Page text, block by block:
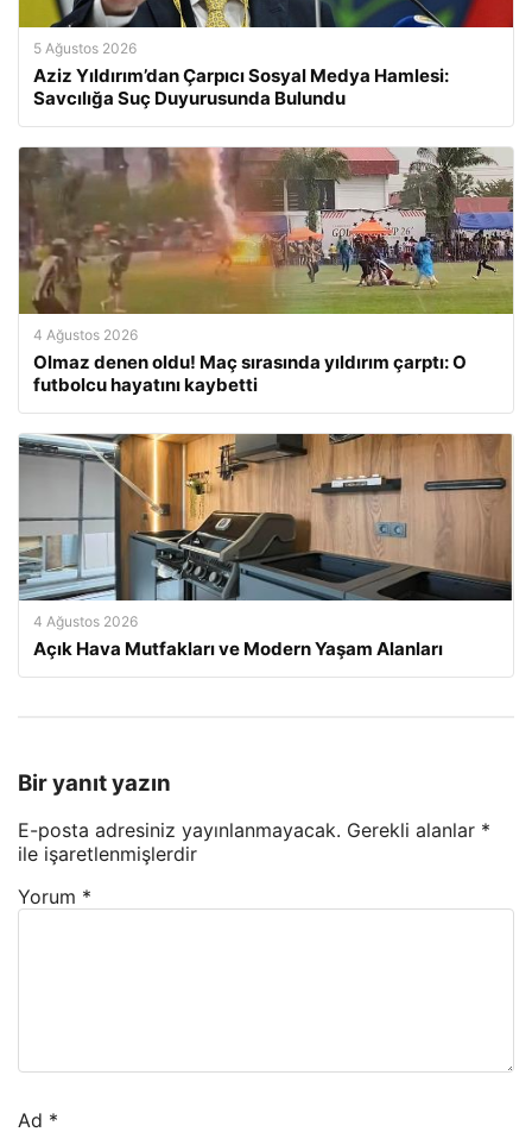
5 Ağustos 2026
Aziz Yıldırım’dan Çarpıcı Sosyal Medya Hamlesi:
Savcılığa Suç Duyurusunda Bulundu
4 Ağustos 2026
Olmaz denen oldu! Maç sırasında yıldırım çarptı: O
futbolcu hayatını kaybetti
4 Ağustos 2026
Açık Hava Mutfakları ve Modern Yaşam Alanları
Bir yanıt yazın
E-posta adresiniz yayınlanmayacak. Gerekli alanlar *
ile işaretlenmişlerdir
Yorum *
Ad *